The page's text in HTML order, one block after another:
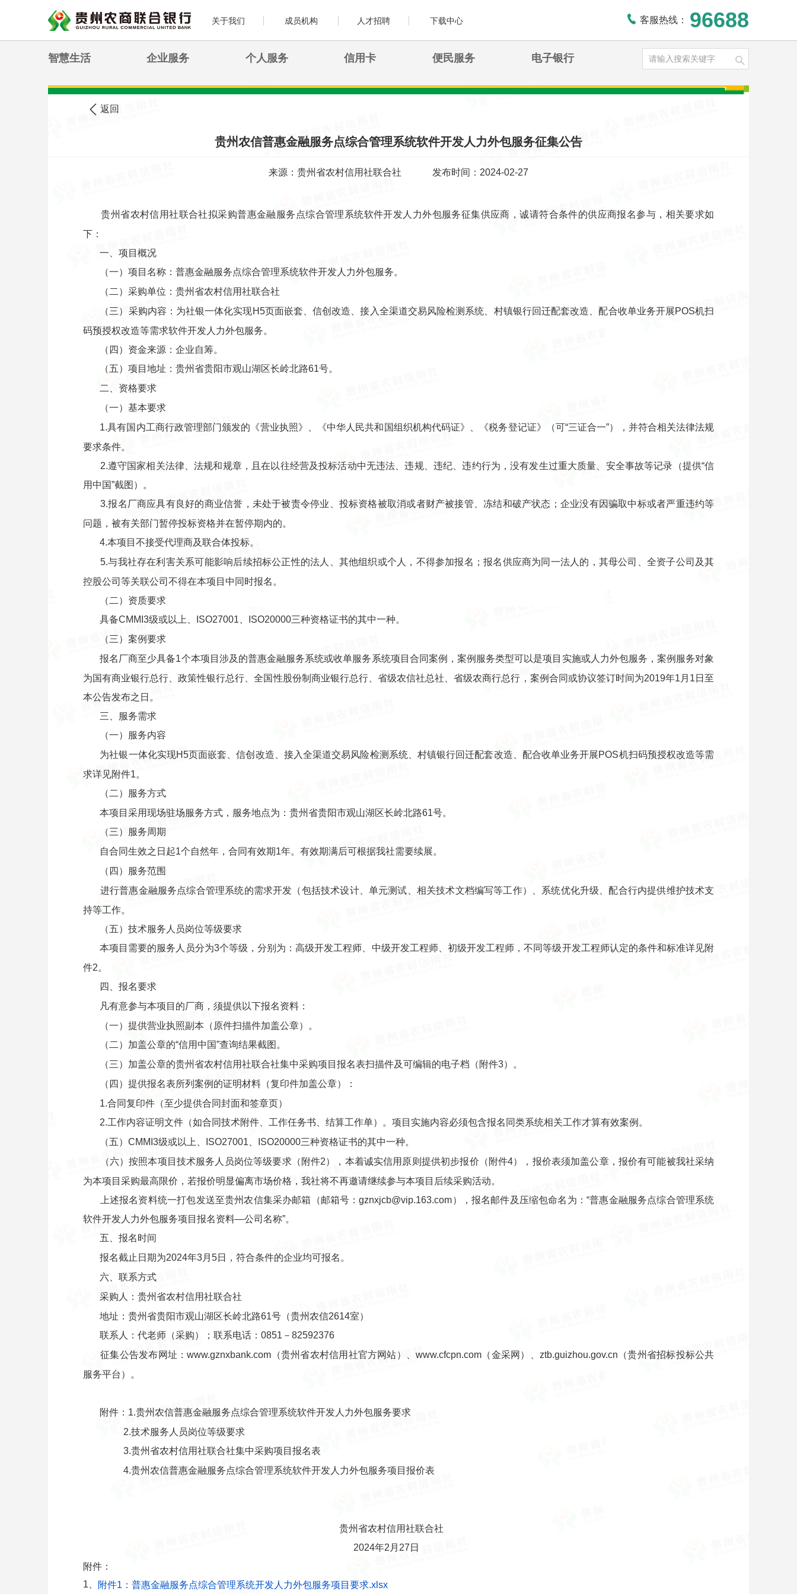
关于我们 成员机构 人才招聘 下载中心 客服热线： 96688
智慧生活 企业服务 个人服务 信用卡 便民服务 电子银行
您现在的位置: 农信公告
返回
贵州农信普惠金融服务点综合管理系统软件开发人力外包服务征集公告
来源：贵州省农村信用社联合社 发布时间：2024-02-27
贵州省农村信用社联合社拟采购普惠金融服务点综合管理系统软件开发人力外包服务征集供应商，诚请符合条件的供应商报名参与，相关要求如
下：
一、项目概况
（一）项目名称：普惠金融服务点综合管理系统软件开发人力外包服务。
（二）采购单位：贵州省农村信用社联合社
（三）采购内容：为社银一体化实现H5页面嵌套、信创改造、接入全渠道交易风险检测系统、村镇银行回迁配套改造、配合收单业务开展POS机扫
码预授权改造等需求软件开发人力外包服务。
（四）资金来源：企业自筹。
（五）项目地址：贵州省贵阳市观山湖区长岭北路61号。
二、资格要求
（一）基本要求
1.具有国内工商行政管理部门颁发的《营业执照》、《中华人民共和国组织机构代码证》、《税务登记证》（可“三证合一”），并符合相关法律法规
要求条件。
2.遵守国家相关法律、法规和规章，且在以往经营及投标活动中无违法、违规、违纪、违约行为，没有发生过重大质量、安全事故等记录（提供“信
用中国”截图）。
3.报名厂商应具有良好的商业信誉，未处于被责令停业、投标资格被取消或者财产被接管、冻结和破产状态；企业没有因骗取中标或者严重违约等
问题，被有关部门暂停投标资格并在暂停期内的。
4.本项目不接受代理商及联合体投标。
5.与我社存在利害关系可能影响后续招标公正性的法人、其他组织或个人，不得参加报名；报名供应商为同一法人的，其母公司、全资子公司及其
控股公司等关联公司不得在本项目中同时报名。
（二）资质要求
具备CMMI3级或以上、ISO27001、ISO20000三种资格证书的其中一种。
（三）案例要求
报名厂商至少具备1个本项目涉及的普惠金融服务系统或收单服务系统项目合同案例，案例服务类型可以是项目实施或人力外包服务，案例服务对象
为国有商业银行总行、政策性银行总行、全国性股份制商业银行总行、省级农信社总社、省级农商行总行，案例合同或协议签订时间为2019年1月1日至
本公告发布之日。
三、服务需求
（一）服务内容
为社银一体化实现H5页面嵌套、信创改造、接入全渠道交易风险检测系统、村镇银行回迁配套改造、配合收单业务开展POS机扫码预授权改造等需
求详见附件1。
（二）服务方式
本项目采用现场驻场服务方式，服务地点为：贵州省贵阳市观山湖区长岭北路61号。
（三）服务周期
自合同生效之日起1个自然年，合同有效期1年。有效期满后可根据我社需要续展。
（四）服务范围
进行普惠金融服务点综合管理系统的需求开发（包括技术设计、单元测试、相关技术文档编写等工作）、系统优化升级、配合行内提供维护技术支
持等工作。
（五）技术服务人员岗位等级要求
本项目需要的服务人员分为3个等级，分别为：高级开发工程师、中级开发工程师、初级开发工程师，不同等级开发工程师认定的条件和标准详见附
件2。
四、报名要求
凡有意参与本项目的厂商，须提供以下报名资料：
（一）提供营业执照副本（原件扫描件加盖公章）。
（二）加盖公章的“信用中国”查询结果截图。
（三）加盖公章的贵州省农村信用社联合社集中采购项目报名表扫描件及可编辑的电子档（附件3）。
（四）提供报名表所列案例的证明材料（复印件加盖公章）：
1.合同复印件（至少提供合同封面和签章页）
2.工作内容证明文件（如合同技术附件、工作任务书、结算工作单）。项目实施内容必须包含报名同类系统相关工作才算有效案例。
（五）CMMI3级或以上、ISO27001、ISO20000三种资格证书的其中一种。
（六）按照本项目技术服务人员岗位等级要求（附件2），本着诚实信用原则提供初步报价（附件4），报价表须加盖公章，报价有可能被我社采纳
为本项目采购最高限价，若报价明显偏离市场价格，我社将不再邀请继续参与本项目后续采购活动。
上述报名资料统一打包发送至贵州农信集采办邮箱（邮箱号：gznxjcb@vip.163.com），报名邮件及压缩包命名为：“普惠金融服务点综合管理系统
软件开发人力外包服务项目报名资料—公司名称”。
五、报名时间
报名截止日期为2024年3月5日，符合条件的企业均可报名。
六、联系方式
采购人：贵州省农村信用社联合社
地址：贵州省贵阳市观山湖区长岭北路61号（贵州农信2614室）
联系人：代老师（采购）；联系电话：0851－82592376
征集公告发布网址：www.gznxbank.com（贵州省农村信用社官方网站）、www.cfcpn.com（金采网）、ztb.guizhou.gov.cn（贵州省招标投标公共
服务平台）。
附件：1.贵州农信普惠金融服务点综合管理系统软件开发人力外包服务要求
2.技术服务人员岗位等级要求
3.贵州省农村信用社联合社集中采购项目报名表
4.贵州农信普惠金融服务点综合管理系统软件开发人力外包服务项目报价表
贵州省农村信用社联合社
2024年2月27日
附件：
1、
附件1：普惠金融服务点综合管理系统开发人力外包服务项目要求.xlsx